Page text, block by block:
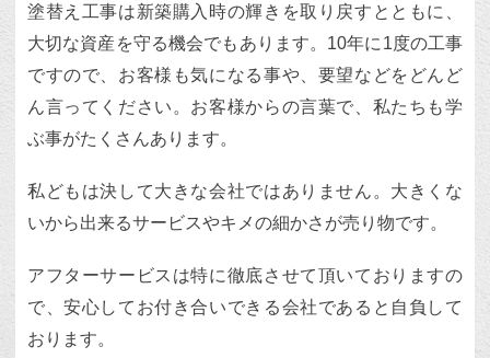
塗替え工事は新築購入時の輝きを取り戻すとともに、
大切な資産を守る機会でもあります。10年に1度の工事
ですので、お客様も気になる事や、要望などをどんど
ん言ってください。お客様からの言葉で、私たちも学
ぶ事がたくさんあります。
私どもは決して大きな会社ではありません。大きくな
いから出来るサービスやキメの細かさが売り物です。
アフターサービスは特に徹底させて頂いておりますの
で、安心してお付き合いできる会社であると自負して
おります。